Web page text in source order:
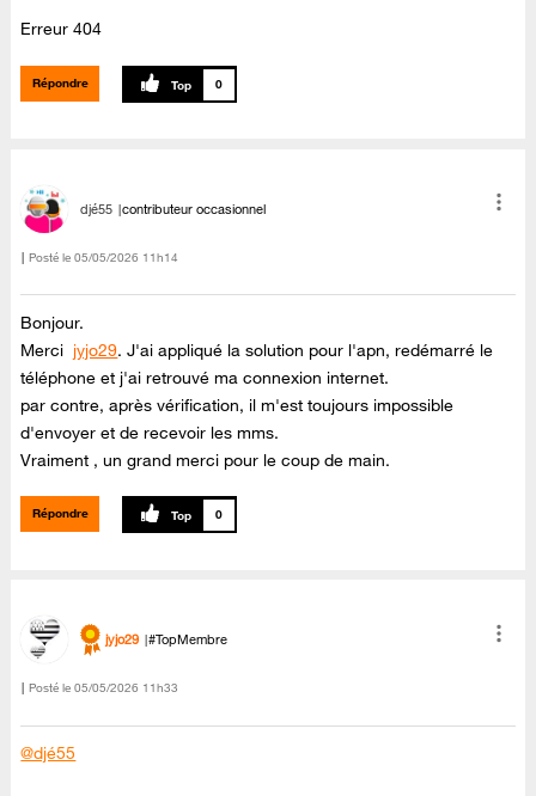
Erreur 404
Répondre 0
djé55 contributeur occasionnel
Posté le ‎05/05/2026 11h14
Bonjour.
Merci jyjo29. J'ai appliqué la solution pour l'apn, redémarré le
téléphone et j'ai retrouvé ma connexion internet.
par contre, après vérification, il m'est toujours impossible
d'envoyer et de recevoir les mms.
Vraiment , un grand merci pour le coup de main.
Répondre 0
jyjo29 #TopMembre
Posté le ‎05/05/2026 11h33
@djé55